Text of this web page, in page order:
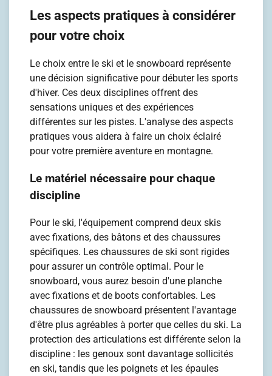
Les aspects pratiques à considérer
pour votre choix
Le choix entre le ski et le snowboard représente
une décision significative pour débuter les sports
d'hiver. Ces deux disciplines offrent des
sensations uniques et des expériences
différentes sur les pistes. L'analyse des aspects
pratiques vous aidera à faire un choix éclairé
pour votre première aventure en montagne.
Le matériel nécessaire pour chaque
discipline
Pour le ski, l'équipement comprend deux skis
avec fixations, des bâtons et des chaussures
spécifiques. Les chaussures de ski sont rigides
pour assurer un contrôle optimal. Pour le
snowboard, vous aurez besoin d'une planche
avec fixations et de boots confortables. Les
chaussures de snowboard présentent l'avantage
d'être plus agréables à porter que celles du ski. La
protection des articulations est différente selon la
discipline : les genoux sont davantage sollicités
en ski, tandis que les poignets et les épaules